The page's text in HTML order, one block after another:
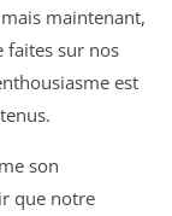
maintenant,
faites sur nos
est
son
que notre